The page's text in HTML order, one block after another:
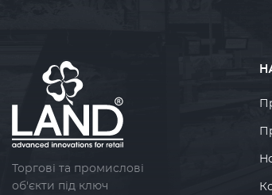
Торгові та промислові
об'єкти під ключ